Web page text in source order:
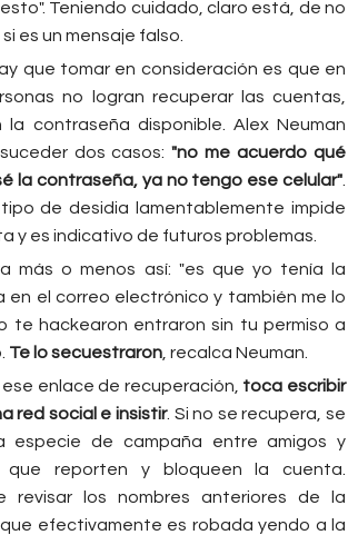
Teniendo cuidado, claro está, de no
es un mensaje falso.
que tomar en consideración es que en
no logran recuperar las cuentas,
contraseña disponible. Alex Neuman
dos casos:"no me acuerdo qué
la contraseña, ya no tengo ese celular"
de desidia lamentablemente impide
y es indicativo de futuros problemas.
más o menos así: "es que yo tenía la
en el correo electrónico y también me lo
te hackearon entraron sin tu permiso a
Te lo secuestraron , recalca Neuman.
enlace de recuperación, toca escribir
red social e insistir. Si no se recupera, se
especie de campaña entre amigos y
que reporten y bloqueen la cuenta.
revisar los nombres anteriores de la
efectivamente es robada yendo a la